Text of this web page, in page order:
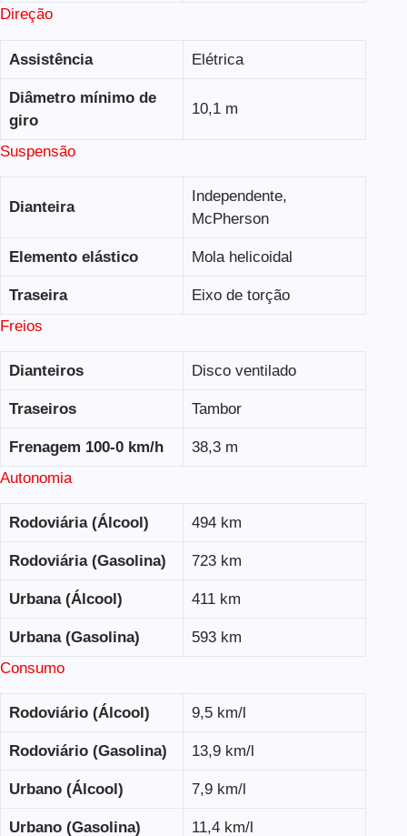
Direção
Assistência Elétrica
Diâmetro mínimo de
giro
10,1 m
Suspensão
Dianteira
Independente,
McPherson
Elemento elástico Mola helicoidal
Traseira
Eixo de torção
Freios
Dianteiros Disco ventilado
Traseiros Tambor
Frenagem 100-0 km/h
38,3 m
Autonomia
Rodoviária (Álcool) 494 km
Rodoviária (Gasolina) 723 km
Urbana (Álcool) 411 km
Urbana (Gasolina)
593 km
Consumo
Rodoviário (Álcool) 9,5 km/l
Rodoviário (Gasolina) 13,9 km/l
Urbano (Álcool) 7,9 km/l
Urbano (Gasolina) 11,4 km/l